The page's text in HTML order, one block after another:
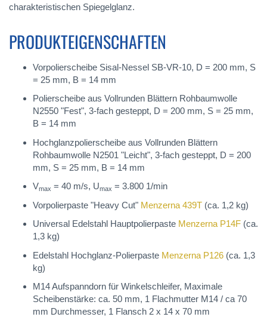
charakteristischen Spiegelglanz.
PRODUKTEIGENSCHAFTEN
Vorpolierscheibe Sisal-Nessel SB-VR-10, D = 200 mm, S
= 25 mm, B = 14 mm
Polierscheibe aus Vollrunden Blättern Rohbaumwolle
N2550 "Fest", 3-fach gesteppt, D = 200 mm, S = 25 mm,
B = 14 mm
Hochglanzpolierscheibe aus Vollrunden Blättern
Rohbaumwolle N2501 "Leicht", 3-fach gesteppt, D = 200
mm, S = 25 mm, B = 14 mm
Vmax = 40 m/s, Umax = 3.800 1/min
Vorpolierpaste "Heavy Cut" Menzerna 439T (ca. 1,2 kg)
Universal Edelstahl Hauptpolierpaste Menzerna P14F (ca.
1,3 kg)
Edelstahl Hochglanz-Polierpaste Menzerna P126 (ca. 1,3
kg)
M14 Aufspanndorn für Winkelschleifer, Maximale
Scheibenstärke: ca. 50 mm, 1 Flachmutter M14 / ca 70
mm Durchmesser, 1 Flansch 2 x 14 x 70 mm